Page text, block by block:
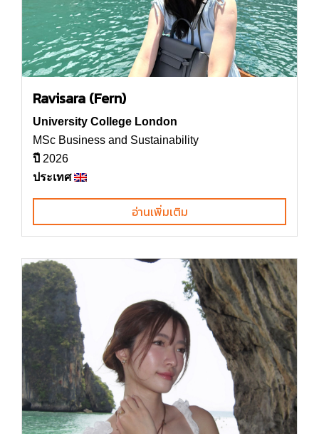
Ravisara (Fern)
University College London
MSc Business and Sustainability
ปี 2026
ประเทศ
อ่านเพิ่มเติม